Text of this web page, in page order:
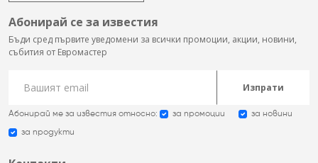
Абонирай се за известия
Бъди сред първите уведомени за всички промоции, акции, новини,
събития от Евромастер
Изпрати
Абонирай ме за известия относно: за промоции за новини
за продукти